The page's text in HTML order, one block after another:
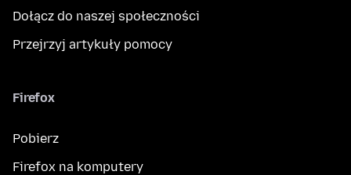
Dołącz do naszej społeczności
Przejrzyj artykuły pomocy
Firefox
Pobierz
Firefox na komputery